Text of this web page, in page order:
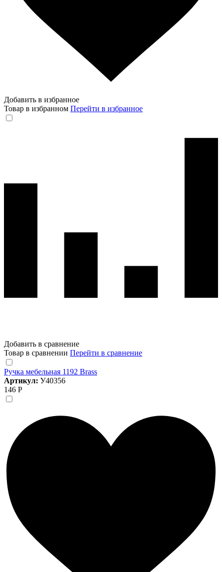
Добавить в избранное
Товар в избранном Перейти в избранное
Добавить в сравнение
Товар в сравнении Перейти в сравнение
Ручка мебельная 1192 Brass
Артикул: У40356
146 Р